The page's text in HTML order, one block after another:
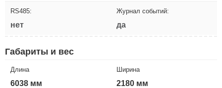
RS485:
нет
Журнал событий:
да
Габариты и вес
Длина
6038 мм
Ширина
2180 мм